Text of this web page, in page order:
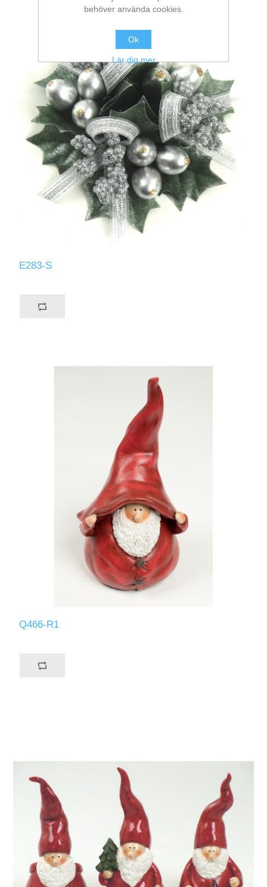
E283-S
Q466-R1
behöver använda cookies.
Ok
Lär dig mer